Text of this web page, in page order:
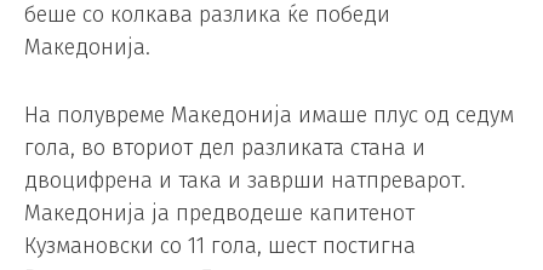
беше со колкава разлика ќе победи
Македонија.
На полувреме Македонија имаше плус од седум
гола, во вториот дел разликата стана и
двоцифрена и така и заврши натпреварот.
Македонија ја предводеше капитенот
Кузмановски со 11 гола, шест постигна